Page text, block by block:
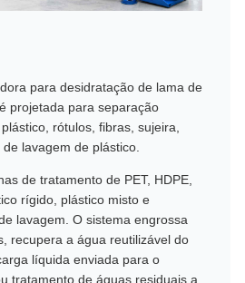
para desidratação de lama de
projetada para separação
rótulos, fibras, sujeira,
lavagem de plástico.
de tratamento de PET, HDPE,
rígido, plástico misto e
lavagem. O sistema engrossa
recupera a água reutilizável do
líquida enviada para o
tratamento de águas residuais a